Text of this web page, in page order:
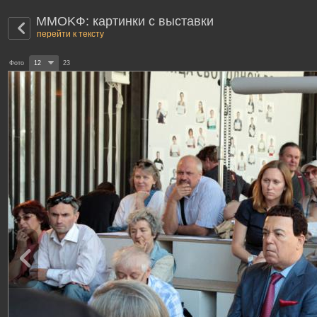
MMOKФ: картинки с выставки
перейти к тексту
Фото 12 23